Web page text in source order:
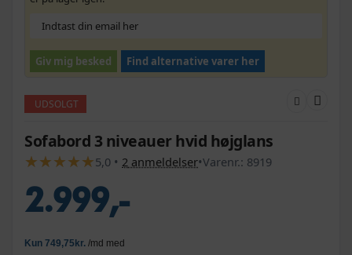
Giv mig besked Find alternative varer her
UDSOLGT
Sofabord 3 niveauer hvid højglans
★
★★
★★
★★
★★
★5,0 • 2 anmeldelser•Varenr.: 8919
2.999,-